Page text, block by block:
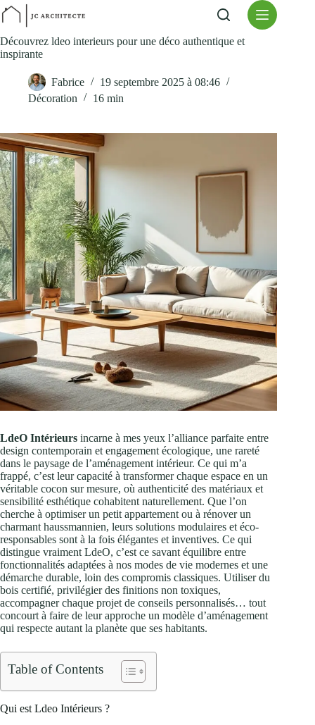
Passer
contenu
Découvrez ldeo interieurs pour une déco authentique et
inspirante
Fabrice
19 septembre 2025 à 08:46
Décoration
16 min
LdeO Intérieurs incarne à mes yeux l’alliance parfaite entre
design contemporain et engagement écologique, une rareté
dans le paysage de l’aménagement intérieur. Ce qui m’a
frappé, c’est leur capacité à transformer chaque espace en un
véritable cocon sur mesure, où authenticité des matériaux et
sensibilité esthétique cohabitent naturellement. Que l’on
cherche à optimiser un petit appartement ou à rénover un
charmant haussmannien, leurs solutions modulaires et éco-
responsables sont à la fois élégantes et inventives. Ce qui
distingue vraiment LdeO, c’est ce savant équilibre entre
fonctionnalités adaptées à nos modes de vie modernes et une
démarche durable, loin des compromis classiques. Utiliser du
bois certifié, privilégier des finitions non toxiques,
accompagner chaque projet de conseils personnalisés… tout
concourt à faire de leur approche un modèle d’aménagement
qui respecte autant la planète que ses habitants.
Table of Contents
Qui est Ldeo Intérieurs ?